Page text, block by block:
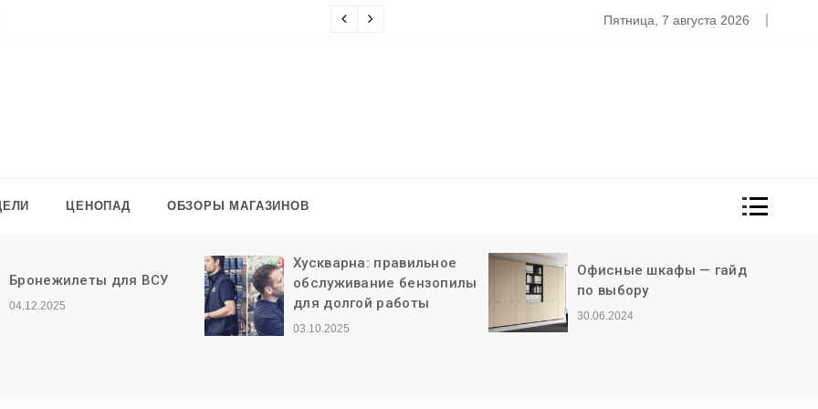
Офисные шкафы — гайд по выборуПятница, 7 августа 2026
ЦЕНОПАД ОБЗОРЫ МАГАЗИНОВ
обслуживание бензопилы
для долгой работы
Офисные шкафы — гайд
по выбору
Преимущества
инструмента DeWalt
10.06.2024